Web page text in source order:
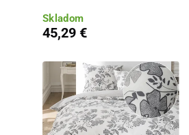
Skladom
45,29 €